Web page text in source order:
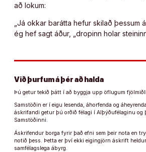
að lokum:
„Já okkar barátta hefur skilað þessum
ég hef sagt áður, „dropinn holar
Við þurfum á þér að halda
Þú getur tekið þátt í að byggja upp öflugum
Samstöðin er í eigu lesenda, áhorfenda og
áskrifandi getur þú orðið félagi í Alþýðufélaginu og
Samstöðinni.
Áskrifendur borga fyrir það efni sem þeir nota en
notið þess. Þetta er því ekki eigingjörn áskrift
samfélagslega ábyrg.